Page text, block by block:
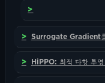
Surrogate Gradient를
HiPPO: 최적 다항 투